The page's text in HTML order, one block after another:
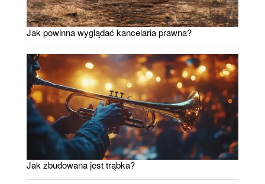
Jak powinna wyglądać kancelaria prawna?
Jak zbudowana jest trąbka?